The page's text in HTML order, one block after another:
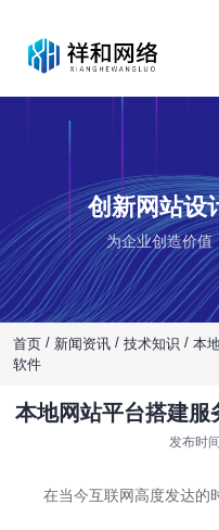
创新网站设
为企业创造价值
首页 / 新闻资讯 / 技术知识 / 本
软件
本地网站平台搭建服
发布时
在当今互联网高度发达的